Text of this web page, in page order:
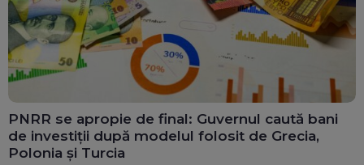
PNRR se apropie de final: Guvernul caută bani
de investiții după modelul folosit de Grecia,
Polonia și Turcia